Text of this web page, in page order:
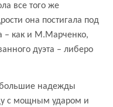
все того же
она постигала под
– как и М.Марченко,
дуэта – либеро
большие надежды
с мощным ударом и